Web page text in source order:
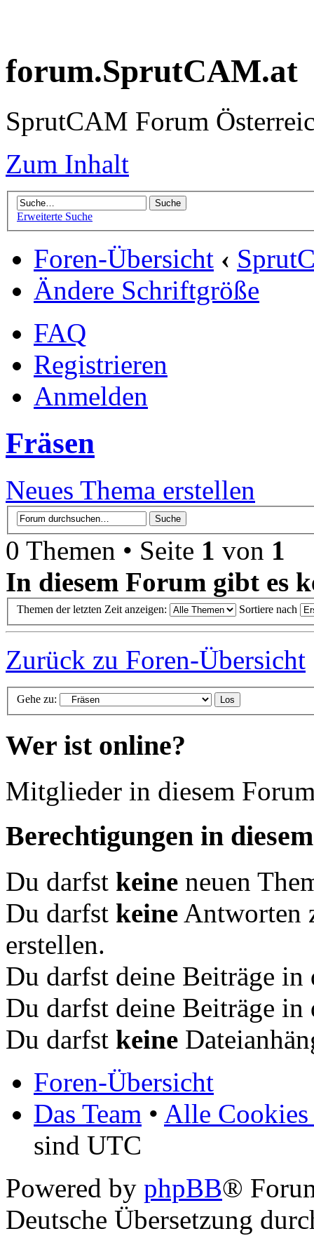
forum.SprutCAM.at
SprutCAM Forum
Zum Inhalt
Erweiterte Suche
Foren-Übersicht ‹
Ändere Schriftgröße
FAQ
Registrieren
Anmelden
Fräsen
Neues Thema erstellen
0 Themen • Seite 1 von 1
In diesem Forum gibt es
Themen der letzten Zeit anzeigen: Sortiere nach
Zurück zu Foren-Übersicht
Gehe zu:
Wer ist online?
Mitglieder in diesem
Berechtigungen in
Du darfst keine neuen
Du darfst keine Antworten
erstellen.
Du darfst deine Beiträge
Du darfst deine Beiträge
Du darfst keine
Foren-Übersicht
Das Team • Alle Cookies
sind UTC
Powered by phpBB®
Deutsche Übersetzung